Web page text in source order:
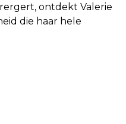
ontdekt Valerie
die haar hele